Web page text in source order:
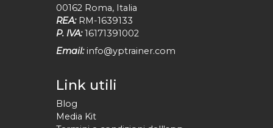
00162 Roma, Italia
REA: RM-1639133
P. IVA: 16171391002
Email: info@yptrainer.com
Link utili
Blog
Media Kit